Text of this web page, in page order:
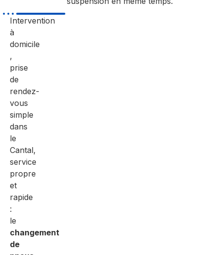
Intervention
à
domicile
,
prise
de
rendez-
vous
simple
dans
le
Cantal,
service
propre
et
rapide
:
le
changement
de